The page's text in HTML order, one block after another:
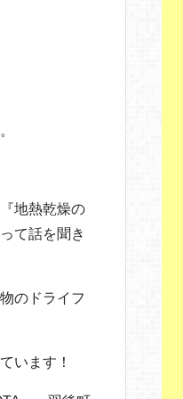
地熱乾燥の
て話を聞き
のドライフ
います！